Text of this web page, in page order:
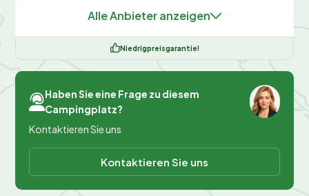
Alle Anbieter anzeigen
Niedrigpreisgarantie!
Haben Sie eine Frage zu diesem
Campingplatz?
Kontaktieren Sie uns
Kontaktieren Sie uns